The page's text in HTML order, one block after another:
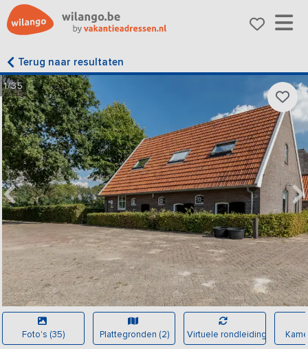
Terug naar resultaten
1/35
Foto's (35) Plattegronden (2) Virtuele rondleiding